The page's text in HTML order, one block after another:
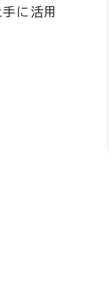
手に活用